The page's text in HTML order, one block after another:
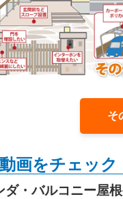
そ
画をチェック
ダ・バルコニー屋